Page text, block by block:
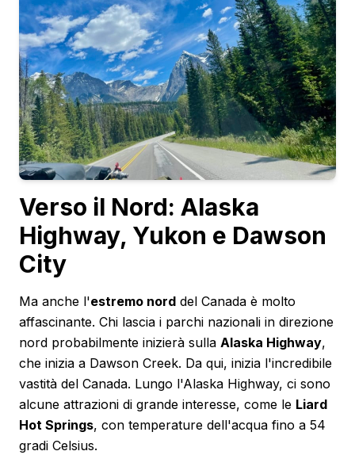
Verso il Nord: Alaska
Highway, Yukon e Dawson
City
Ma anche l'estremo nord del Canada è molto
affascinante. Chi lascia i parchi nazionali in direzione
nord probabilmente inizierà sulla Alaska Highway,
che inizia a Dawson Creek. Da qui, inizia l'incredibile
vastità del Canada. Lungo l'Alaska Highway, ci sono
alcune attrazioni di grande interesse, come le Liard
Hot Springs, con temperature dell'acqua fino a 54
gradi Celsius.